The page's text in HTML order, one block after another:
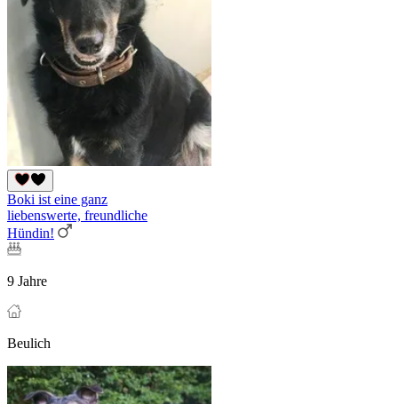
Boki ist eine ganz
liebenswerte, freundliche
Hündin!
9 Jahre
Beulich